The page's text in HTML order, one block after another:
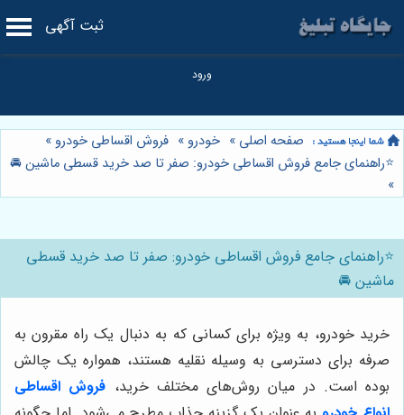
ثبت آگهی
صفحه اصلی » خودرو » فروش اقساطی خودرو »
⭐️راهنمای جامع فروش اقساطی خودرو: صفر تا صد خرید قسطی ماشین 🚘
»
⭐️راهنمای جامع فروش اقساطی خودرو: صفر تا صد خرید قسطی
ماشین 🚘
خرید خودرو، به ویژه برای کسانی که به دنبال یک راه مقرون به
صرفه برای دسترسی به وسیله نقلیه هستند، همواره یک چالش
بوده است. در میان روش‌های مختلف خرید، فروش اقساطی